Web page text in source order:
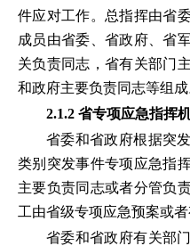
件应对工作。总指挥由省
成员由省委、省政府、省
关负责同志，省有关部门
和政府主要负责同志等组成
2.1.2 省专项应急指挥
省委和省政府根据突
类别突发事件专项应急指
主要负责同志或者分管负
工由省级专项应急预案或者
省委和省政府有关部